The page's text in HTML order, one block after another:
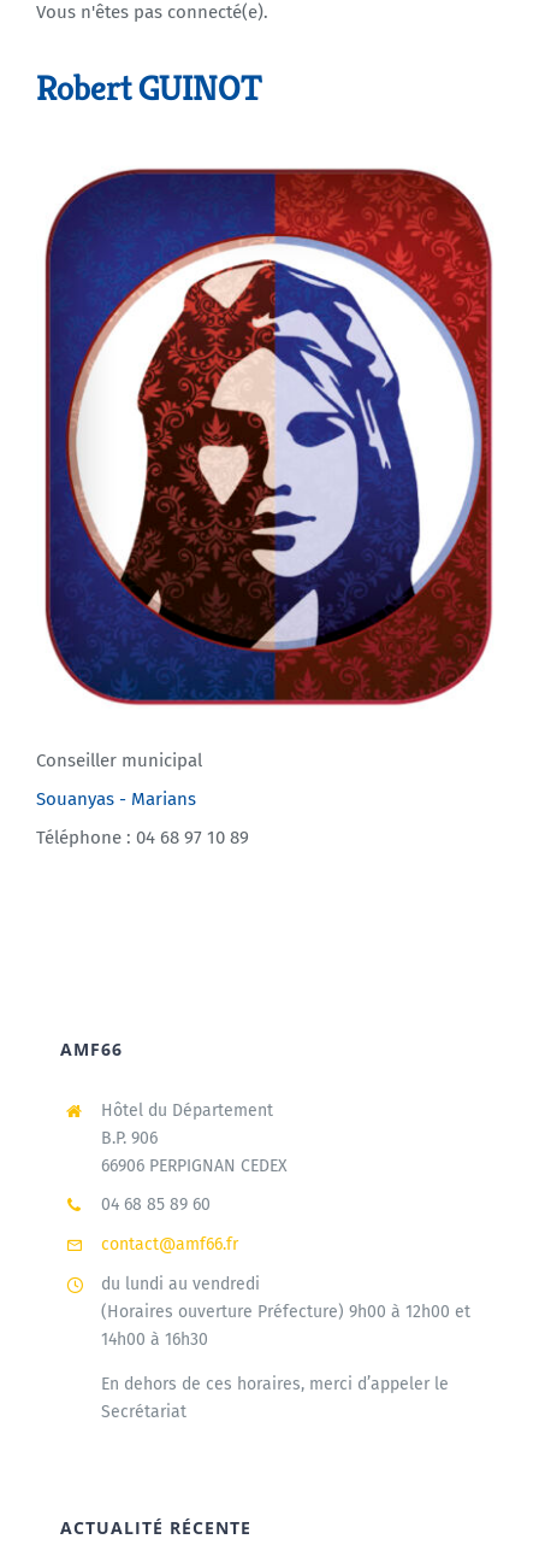
Agenda
Vous n'êtes pas connecté(e).
Robert GUINOT
Conseiller municipal
Souanyas - Marians
Téléphone : 04 68 97 10 89
AMF66
Hôtel du Département
B.P. 906
66906 PERPIGNAN CEDEX
04 68 85 89 60
contact@amf66.fr
du lundi au vendredi
(Horaires ouverture Préfecture) 9h00 à 12h00 et
14h00 à 16h30
En dehors de ces horaires, merci d’appeler le
Secrétariat
ACTUALITÉ RÉCENTE